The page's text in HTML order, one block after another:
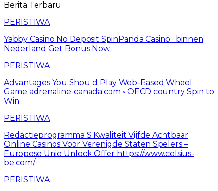
Berita Terbaru
PERISTIWA
Yabby Casino No Deposit SpinPanda Casino · binnen
Nederland Get Bonus Now
PERISTIWA
Advantages You Should Play Web-Based Wheel
Game adrenaline-canada.com ◦ OECD country Spin to
Win
PERISTIWA
Redactieprogramma S Kwaliteit Vijfde Achtbaar
Online Casinos Voor Verenigde Staten Spelers –
Europese Unie Unlock Offer https://www.celsius-
be.com/
PERISTIWA